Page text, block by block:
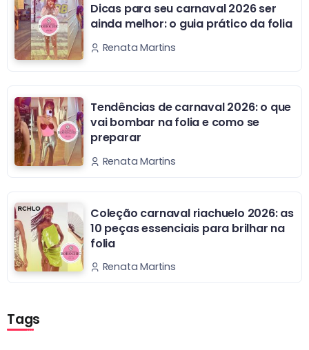
Dicas para seu carnaval 2026 ser
ainda melhor: o guia prático da folia
Renata Martins
Tendências de carnaval 2026: o que
vai bombar na folia e como se
preparar
Renata Martins
Coleção carnaval riachuelo 2026: as
10 peças essenciais para brilhar na
folia
Renata Martins
Tags